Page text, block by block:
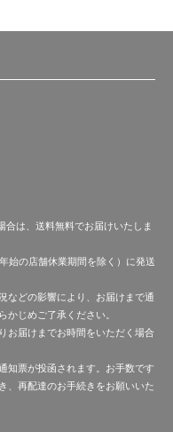
合は、送料無料でお届けいたしま
始の店舗休業期間を除く）に発送
などの影響により、お届けまで通
かじめご了承ください。
お届けまでお時間をいただく場合
知票が投函されます。お手数です
、再配達のお手続きをお願いいた